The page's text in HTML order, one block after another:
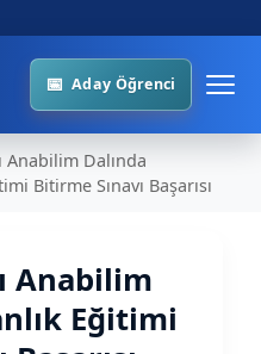
Aday Öğrenci
Anabilim Dalında
Bitirme Sınavı Başarısı
Anabilim
Eğitimi